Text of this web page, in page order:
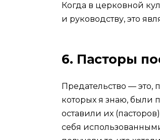
Когда в церковной
и руководству, это
6. Пасторы
Предательство — это,
которых я знаю, были
оставили их
себя